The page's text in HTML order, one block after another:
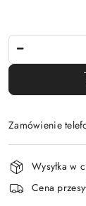
Zamówienie
i
dostawa
Wysyłka w
Cena